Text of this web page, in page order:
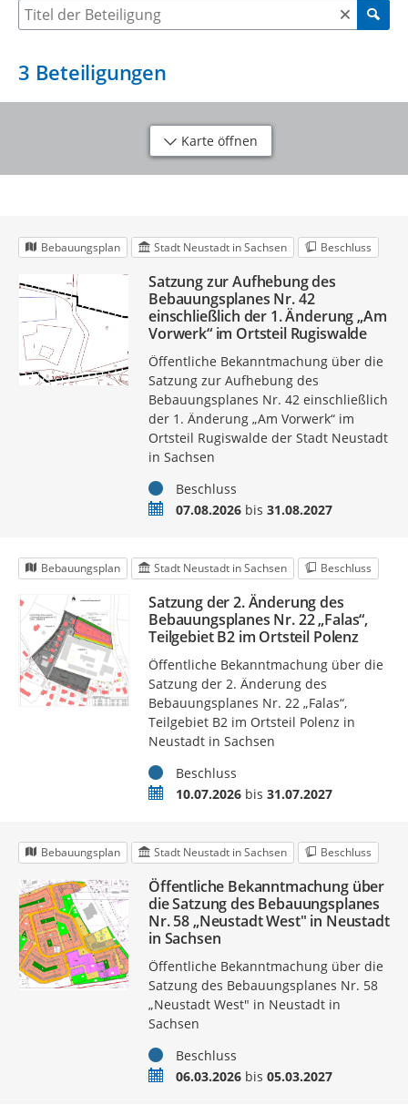
Suche nach Beteiligung
3 Beteiligungen
Karte öffnen
Bebauungsplan Stadt Neustadt in Sachsen Beschluss
Satzung zur Aufhebung des
Bebauungsplanes Nr. 42
einschließlich der 1. Änderung „Am
Vorwerk“ im Ortsteil Rugiswalde
Öffentliche Bekanntmachung über die
Satzung zur Aufhebung des
Bebauungsplanes Nr. 42 einschließlich
der 1. Änderung „Am Vorwerk“ im
Ortsteil Rugiswalde der Stadt Neustadt
in Sachsen
StatusBeschluss
Zeitraum07.08.2026bis 31.08.2027
Bebauungsplan Stadt Neustadt in Sachsen Beschluss
Satzung der 2. Änderung des
Bebauungsplanes Nr. 22 „Falas“,
Teilgebiet B2 im Ortsteil Polenz
Öffentliche Bekanntmachung über die
Satzung der 2. Änderung des
Bebauungsplanes Nr. 22 „Falas“,
Teilgebiet B2 im Ortsteil Polenz in
Neustadt in Sachsen
StatusBeschluss
Zeitraum10.07.2026bis 31.07.2027
Bebauungsplan Stadt Neustadt in Sachsen Beschluss
Öffentliche Bekanntmachung über
die Satzung des Bebauungsplanes
Nr. 58 „Neustadt West" in Neustadt
in Sachsen
Öffentliche Bekanntmachung über die
Satzung des Bebauungsplanes Nr. 58
„Neustadt West" in Neustadt in
Sachsen
StatusBeschluss
Zeitraum06.03.2026bis 05.03.2027